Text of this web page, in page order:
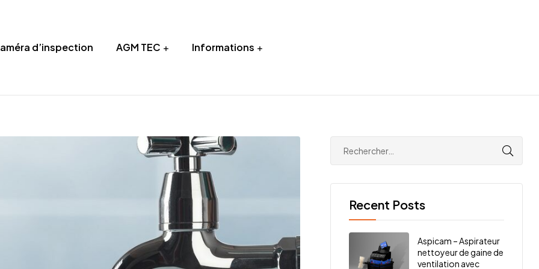
d’inspection AGM TEC Informations
Recent Posts
Aspicam – Aspirateur
nettoyeur de gaine de
ventilation avec